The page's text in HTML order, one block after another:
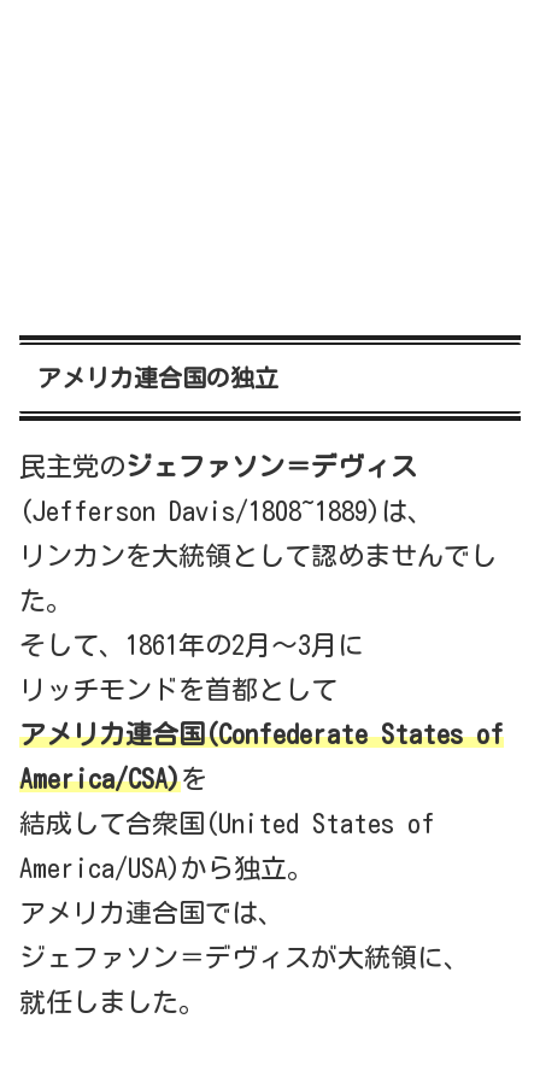
アメリカ連合国の独立
民主党のジェファソン＝デヴィス
(Jefferson Davis/1808~1889)は、
リンカンを大統領として認めませんでし
た。
そして、1861年の2月～3月に
リッチモンドを首都として
アメリカ連合国(Confederate States of
America/CSA)を
結成して合衆国(United States of
America/USA)から独立。
アメリカ連合国では、
ジェファソン＝デヴィスが大統領に、
就任しました。